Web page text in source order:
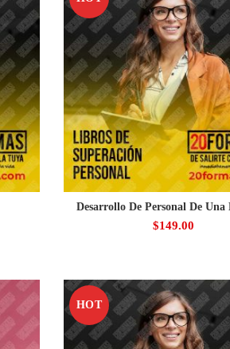
Desarrollo De Personal De Una
$149.00
HOT